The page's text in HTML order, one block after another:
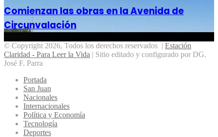
Comienzan las obras en la Avenida de
Circunvalación
© Copyright 2026, Todos los derechos reservados | Estación
Claridad - Para Leer la Vida | Sitio editado y configurado por DG.
José F. Parra
Portada
San Juan
Nacionales
Internacionales
Política y Economía
Tecnología
Deportes